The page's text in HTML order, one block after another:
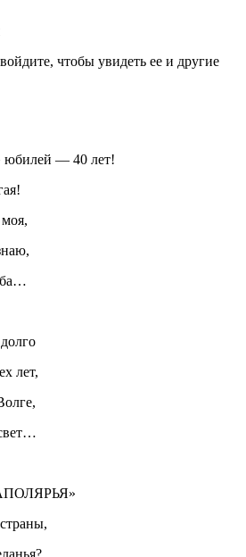
чтобы увидеть ее и другие
юбилей — 40 лет!
лет,